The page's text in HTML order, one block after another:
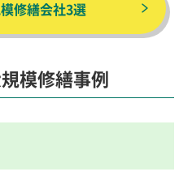
修繕会社3選
模修繕事例